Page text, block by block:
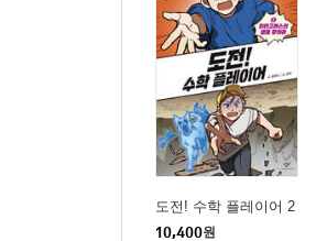
도전! 수학 플레이어 2
10,400원